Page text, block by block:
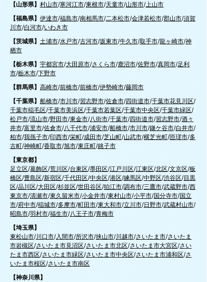
【山形県】 村山市/寒河江市/東根市/天童市/山形市/上山市
【福島県】 伊達市/福島市/南相馬市/二本松市/会津若松市/郡山市/須賀
川市/白河市/いわき市
【茨城県】 土浦市/水戸市/古河市/坂東市/牛久市/取手市/龍ヶ崎市/神
栖市
【栃木県】 宇都宮市/大田原市/さくら市/鹿沼市/佐野市/真岡市/足利
市/栃木市/下野市
【群馬県】 高崎市/前橋市/前橋市/伊勢崎市/藤岡市
【千葉県】 船橋市/市川市/習志野市/佐倉市/四街道市/千葉市花見川区/
千葉市稲毛区/千葉市美浜区/千葉市若葉区/千葉市中央区/千葉市緑区/
松戸市/流山市/野田市/東金市/八街市/千葉市/四街道市/習志野市/酒々
井市/富里市/佐倉市/八千代市/浦安市/船橋市/市川市/鎌ケ谷市/白井市/
柏市/我孫子市/印西市/栄町/成田市/芝山町/山武市/横芝光町/匝瑳市/多
古町/神崎町/香取市/旭市/東庄町/銚子市
【東京都】
足立区/葛飾区/荒川区/台東区/墨田区/江戸川区/江東区/北区/文京区/板
橋区/豊島区/新宿区/千代田区/中央区/港区/練馬区/中野区/渋谷区/目黒
区/品川区/大田区/杉並区/世田谷区/狛江市/調布市/三鷹市/武蔵野市/西
東京市/清瀬市/東久留米市/小金井市/東村山市/小平市/国分寺市/国立
市/府中市/稲城市/多摩市/町田市/東大和市/立川市/日野市/武蔵村山市/
昭島市/羽村市/福生市/八王子市/青梅市
【埼玉県】
東松山市/川口市/入間市/所沢市/挟山市/川越市/さいたま市/さいたま
市岩槻区/さいたま市見沼区/さいたま市北区/さいたま市大宮区/さい
たま市西区/さいたま市緑区/さいたま市中央区/さいたま市浦和区/さ
いたま市桜区/さいたま市南区
【神奈川県】